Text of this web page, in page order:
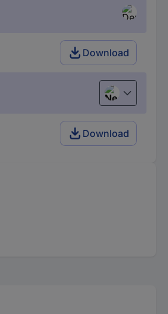
Download
Nederlands
Download